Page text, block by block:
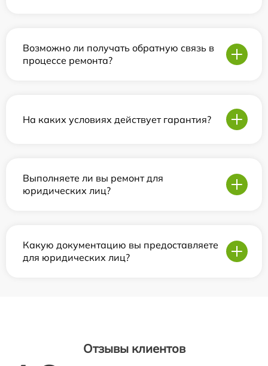
Возможно ли получать обратную связь в
процессе ремонта?
На каких условиях действует гарантия?
Выполняете ли вы ремонт для
юридических лиц?
Какую документацию вы предоставляете
для юридических лиц?
Отзывы клиентов